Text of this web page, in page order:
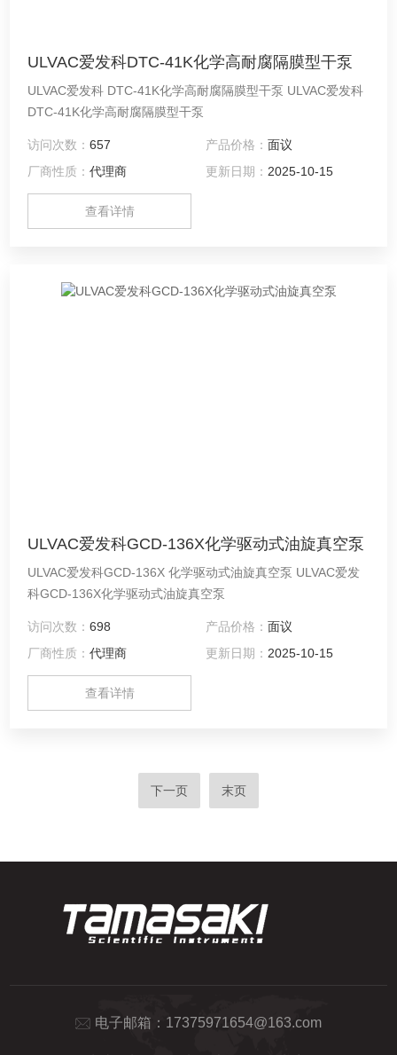
ULVAC爱发科DTC-41K化学高耐腐隔膜型干泵
ULVAC爱发科 DTC-41K化学高耐腐隔膜型干泵 ULVAC爱发科
DTC-41K化学高耐腐隔膜型干泵
访问次数：657 产品价格： 面议
厂商性质：代理商 更新日期： 2025-10-15
查看详情
ULVAC爱发科GCD-136X化学驱动式油旋真空泵
ULVAC爱发科GCD-136X 化学驱动式油旋真空泵 ULVAC爱发
科GCD-136X化学驱动式油旋真空泵
访问次数：698 产品价格： 面议
厂商性质：代理商 更新日期： 2025-10-15
查看详情
下一页 末页
电子邮箱： 17375971654@163.com